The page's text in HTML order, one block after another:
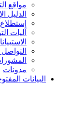
مواقع
الدليل
آليات
التواصل
مدونات
البيانات